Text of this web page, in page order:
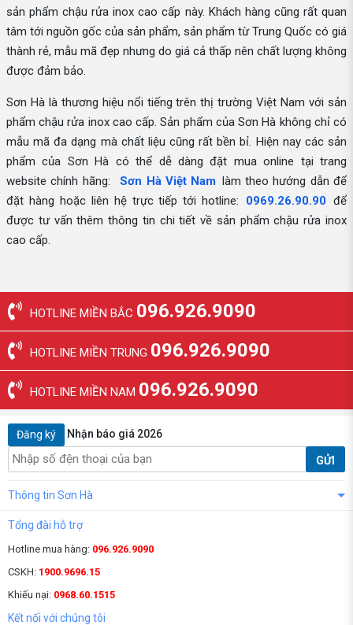
sản phẩm chậu rửa inox cao cấp này. Khách hàng cũng rất quan
tâm tới nguồn gốc của sản phẩm, sản phẩm từ Trung Quốc có giá
thành rẻ, mẫu mã đẹp nhưng do giá cả thấp nên chất lượng không
được đảm bảo.
Sơn Hà là thương hiệu nổi tiếng trên thị trường Việt Nam với sản
phẩm chậu rửa inox cao cấp. Sản phẩm của Sơn Hà không chỉ có
mẫu mã đa dạng mà chất liệu cũng rất bền bỉ. Hiện nay các sản
phẩm của Sơn Hà có thể dễ dàng đặt mua online tại trang
website chính hãng:
Sơn Hà Việt Nam làm theo hướng dẫn để
đặt hàng hoặc liên hệ trực tiếp tới hotline:
0969.26.90.90 để
được tư vấn thêm thông tin chi tiết về sản phẩm chậu rửa inox
cao cấp.
HOTLINE MIỀN BẮC 096.926.9090
HOTLINE MIỀN TRUNG 096.926.9090
HOTLINE MIỀN NAM 096.926.9090
Đăng ký Nhận báo giá 2026
GỬI
Thông tin Sơn Hà
Tổng đài hỗ trợ
Hotline mua hàng: 096.926.9090
CSKH: 1900.9696.15
Khiếu nại: 0968.60.1515
Kết nối với chúng tôi